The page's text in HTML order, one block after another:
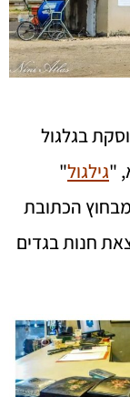
בגלגול
"גילגול"
הכתובת
חנות בגדים